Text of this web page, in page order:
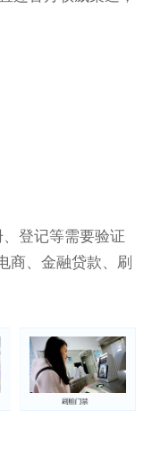
登记等需要验证
商、金融贷款、刷